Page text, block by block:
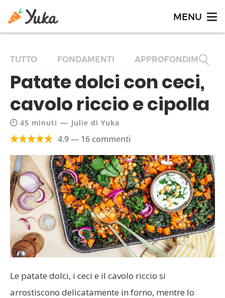
TUTTO FONDAMENTI APPROFONDIMENTI
Patate dolci con ceci,
cavolo riccio e cipolla
45 minuti — Julie di Yuka
4.9 — 16 commenti
Le patate dolci, i ceci e il cavolo riccio si
arrostiscono delicatamente in forno, mentre lo